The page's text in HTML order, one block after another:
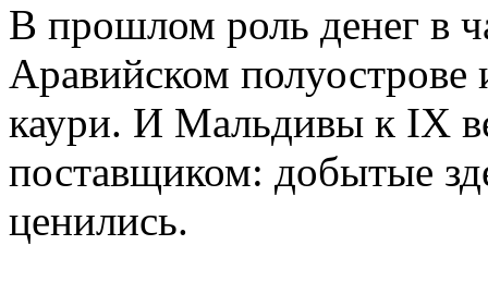
В прошлом роль денег в
Аравийском
каури. И Мальдивы к IX
поставщиком: добытые
ценились.